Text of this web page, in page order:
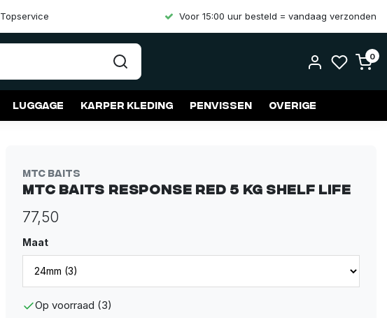
Topservice Voor 15:00 uur besteld = vandaag verzonden
0
Luggage Karper kleding Penvissen Overige
MTC Baits
MTC Baits Response Red 5 kg Shelf Life
77,50
Maat
Op voorraad (3)